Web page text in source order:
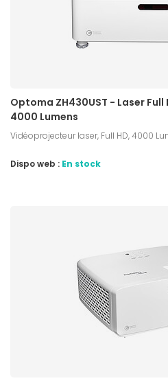
Optoma ZH430UST - Laser
4000 Lumens
Vidéoprojecteur laser, Full HD, 4000
Dispo web : En stock